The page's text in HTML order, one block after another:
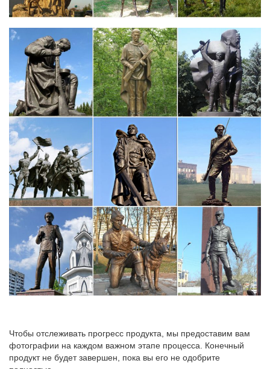
Чтобы отслеживать прогресс продукта, мы предоставим вам
фотографии на каждом важном этапе процесса. Конечный
продукт не будет завершен, пока вы его не одобрите